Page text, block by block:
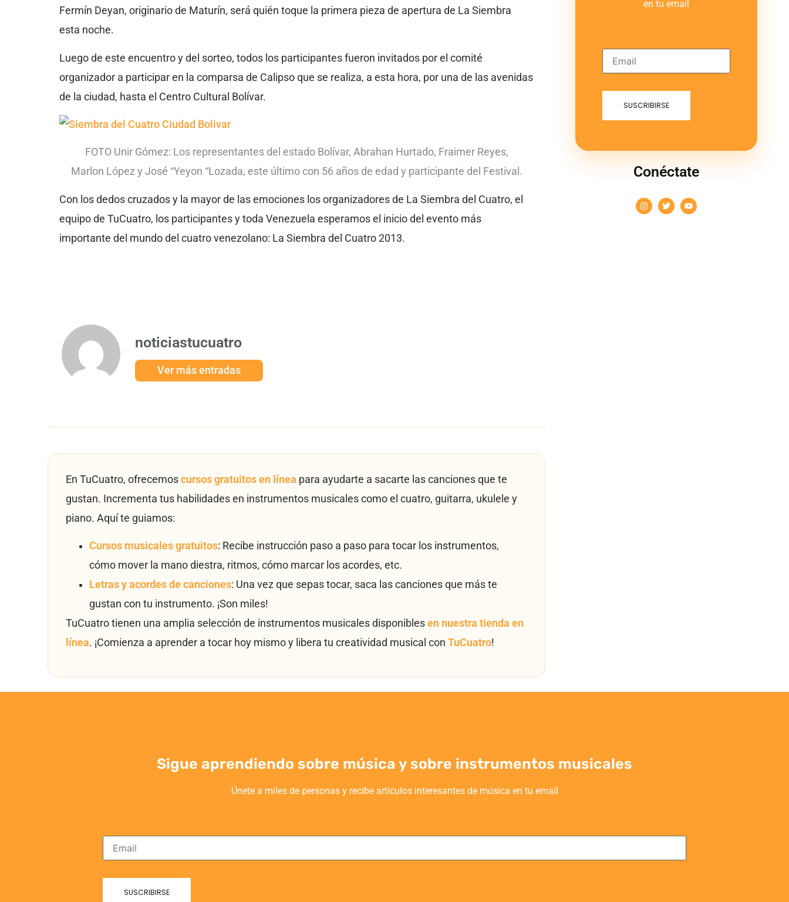
Fermín Deyan, originario de Maturín, será quién toque la primera pieza de apertura de La Siembra
esta noche.
Luego de este encuentro y del sorteo, todos los participantes fueron invitados por el comité
organizador a participar en la comparsa de Calipso que se realiza, a esta hora, por una de las avenidas
de la ciudad, hasta el Centro Cultural Bolívar.
FOTO Unir Gómez: Los representantes del estado Bolívar, Abrahan Hurtado, Fraimer Reyes,
Marlon López y José “Yeyon “Lozada, este último con 56 años de edad y participante del Festival.
Con los dedos cruzados y la mayor de las emociones los organizadores de La Siembra del Cuatro, el
equipo de TuCuatro, los participantes y toda Venezuela esperamos el inicio del evento más
importante del mundo del cuatro venezolano: La Siembra del Cuatro 2013.
noticiastucuatro
Ver más entradas
En TuCuatro, ofrecemos cursos gratuitos en línea para ayudarte a sacarte las canciones que te
gustan. Incrementa tus habilidades en instrumentos musicales como el cuatro, guitarra, ukulele y
piano. Aquí te guiamos:
Cursos musicales gratuitos: Recibe instrucción paso a paso para tocar los instrumentos,
cómo mover la mano diestra, ritmos, cómo marcar los acordes, etc.
Letras y acordes de canciones: Una vez que sepas tocar, saca las canciones que más te
gustan con tu instrumento. ¡Son miles!
TuCuatro tienen una amplia selección de instrumentos musicales disponibles en nuestra tienda en
línea. ¡Comienza a aprender a tocar hoy mismo y libera tu creatividad musical con TuCuatro!
en tu email
Conéctate
Sigue aprendiendo sobre música y sobre instrumentos musicales
Únete a miles de personas y recibe articulos interesantes de música en tu email